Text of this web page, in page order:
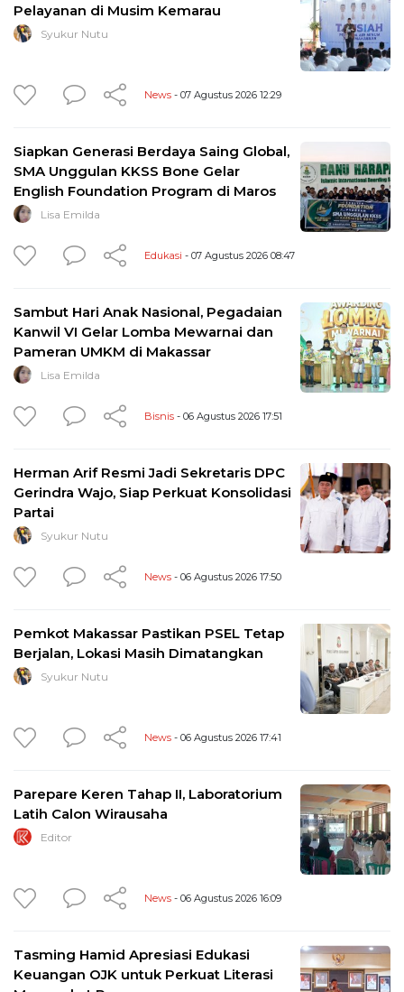
Pelayanan di Musim Kemarau
Syukur Nutu
News - 07 Agustus 2026 12:29
Siapkan Generasi Berdaya Saing Global,
SMA Unggulan KKSS Bone Gelar
English Foundation Program di Maros
Lisa Emilda
Edukasi - 07 Agustus 2026 08:47
Sambut Hari Anak Nasional, Pegadaian
Kanwil VI Gelar Lomba Mewarnai dan
Pameran UMKM di Makassar
Lisa Emilda
Bisnis - 06 Agustus 2026 17:51
Herman Arif Resmi Jadi Sekretaris DPC
Gerindra Wajo, Siap Perkuat Konsolidasi
Partai
Syukur Nutu
News - 06 Agustus 2026 17:50
Pemkot Makassar Pastikan PSEL Tetap
Berjalan, Lokasi Masih Dimatangkan
Syukur Nutu
News - 06 Agustus 2026 17:41
Parepare Keren Tahap II, Laboratorium
Latih Calon Wirausaha
Editor
News - 06 Agustus 2026 16:09
Tasming Hamid Apresiasi Edukasi
Keuangan OJK untuk Perkuat Literasi